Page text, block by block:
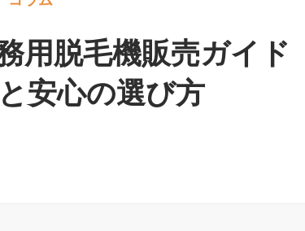
用脱毛機販売ガイ
安心の選び方